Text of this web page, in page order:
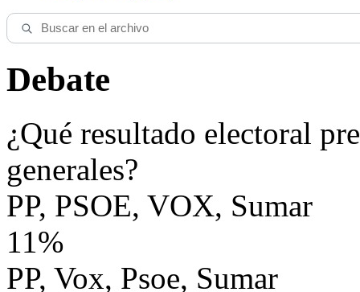
Debate
¿Qué resultado electoral
generales?
PP, PSOE, VOX, Sumar
11%
PP, Vox, Psoe, Sumar